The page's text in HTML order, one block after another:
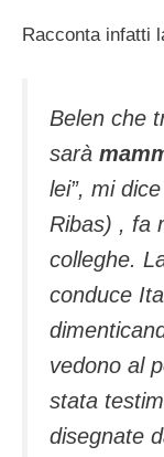
Racconta infatti
Belen che
sarà
lei”, mi
Ribas) , fa
colleghe.
conduce
vedono al
stata
disegnate